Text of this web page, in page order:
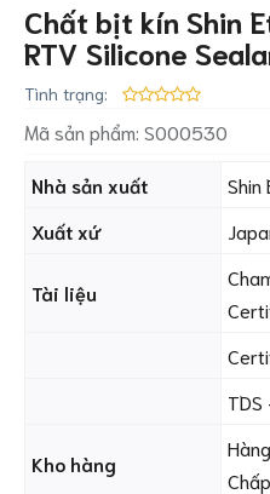
Chất bịt kín Shin
RTV Silicone
Tình trạng:
Mã sản phẩm: S000530
Nhà sản xuất
Shin
Xuất xứ
Tài liệu
TDS
Kho hàng